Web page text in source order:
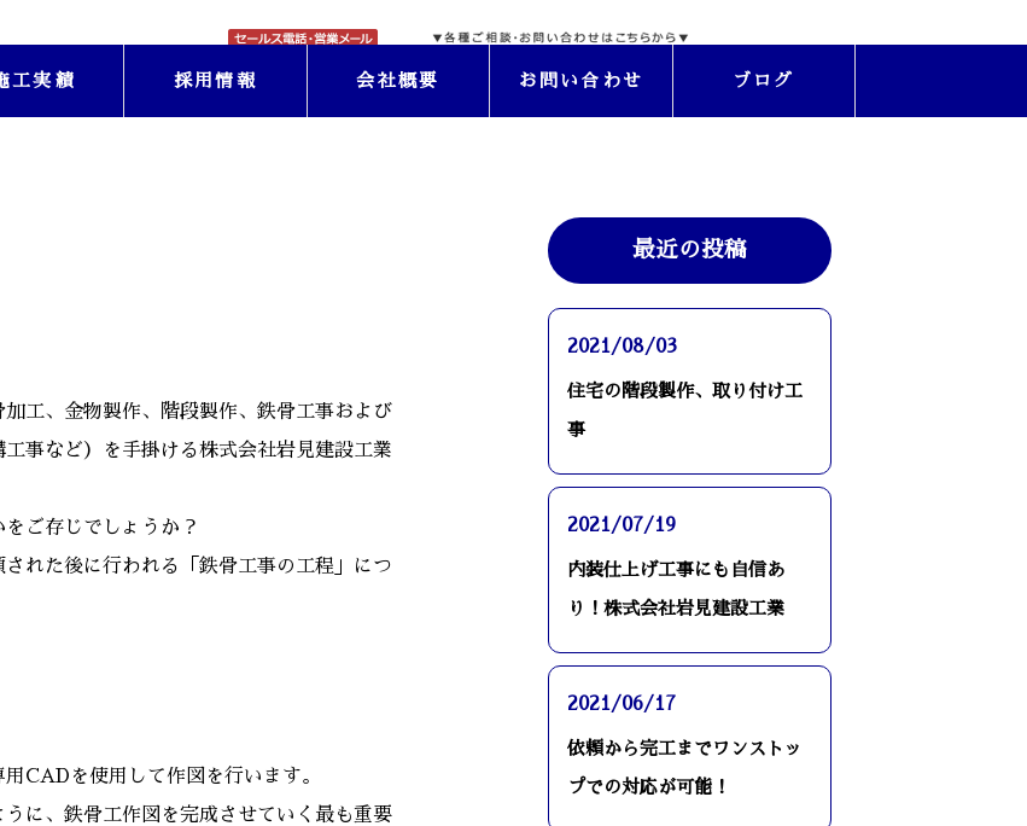
工実績 採用情報 会社概要 お問い合わせ ブログ
工、金物製作、階段製作、鉄骨工事および
事など）を手掛ける株式会社岩見建設工業
ご存じでしょうか？
れた後に行われる「鉄骨工事の工程」につ
CADを使用して作図を行います。
に、鉄骨工作図を完成させていく最も重要
最近の投稿
2021/08/03
住宅の階段製作、取り付け工
事
2021/07/19
内装仕上げ工事にも自信あ
り！株式会社岩見建設工業
2021/06/17
依頼から完工までワンストッ
プでの対応が可能！